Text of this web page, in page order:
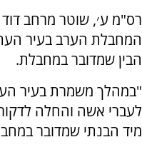
רס"מ ע׳, שוטר מרחב
המחבלת הערב בעיר
הבין שמדובר במחבלת.
"במהלך משמרת בעיר
לעברי אשה והחלה לדקור
מיד הבנתי שמדובר